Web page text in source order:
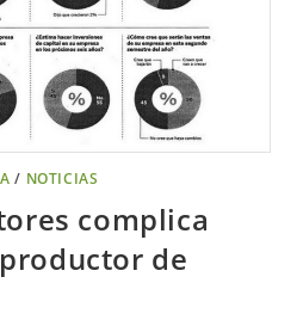
/ NOTICIAS
complica
de